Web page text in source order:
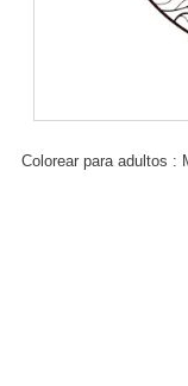
Colorear para adultos :